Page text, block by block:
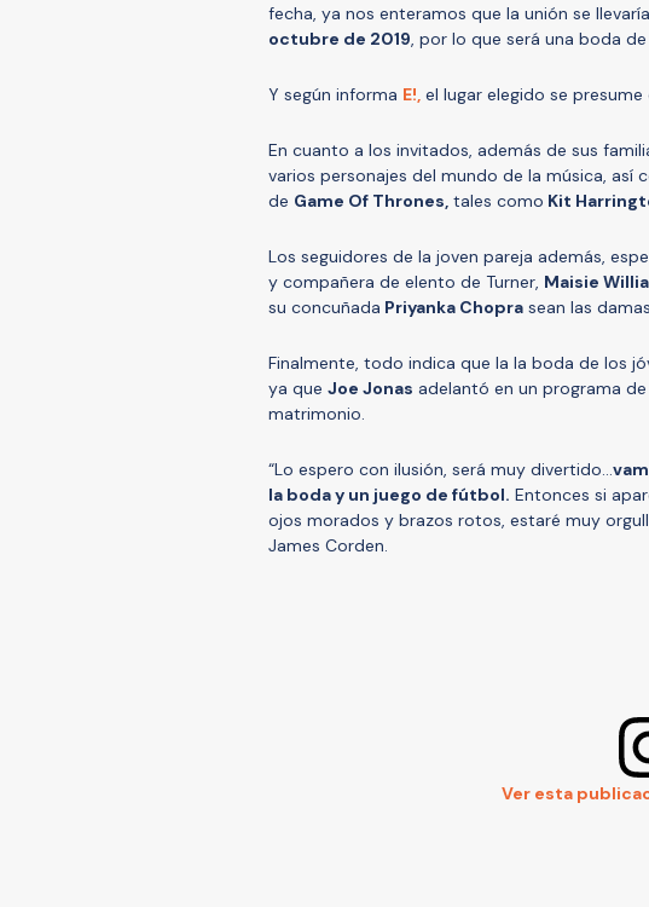
fecha, ya nos enteramos que la unión se
octubre de 2019, por lo que será una boda
Y según informa E!, el lugar elegido se presume
En cuanto a los invitados, además de sus
varios personajes del mundo de la música,
de Game Of Thrones, tales como Kit
Los seguidores de la joven pareja además,
y compañera de elento de Turner, Maisie
su concuñada Priyanka Chopra sean las
Finalmente, todo indica que la la boda de los
ya que Joe Jonas adelantó en un programa
matrimonio.
“Lo espero con ilusión, será muy divertido…
la boda y un juego de fútbol. Entonces si
ojos morados y brazos rotos, estaré muy
James Corden.
Ver esta